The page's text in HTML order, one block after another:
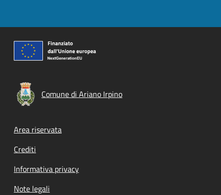
Comune di Ariano Irpino
Footer menu
Area riservata
Crediti
Informativa privacy
Note legali